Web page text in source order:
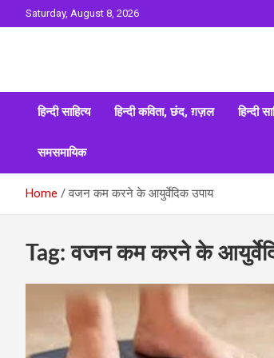
to
Saturday, August 8, 2026
हिन्दी साहित्य हिन्दी कविता, छंद, ग़ज़ल हिन्दी
समसमायिक
Home वजन कम करने के आयुर्वेदिक उपाय
Tag:वजन कम करने के